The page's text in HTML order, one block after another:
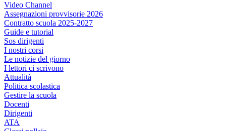
Video Channel
Assegnazioni provvisorie 2026
Contratto scuola 2025-2027
Guide e tutorial
Sos dirigenti
I nostri corsi
Le notizie del giorno
I lettori ci scrivono
Attualità
Politica scolastica
Gestire la scuola
Docenti
Dirigenti
ATA